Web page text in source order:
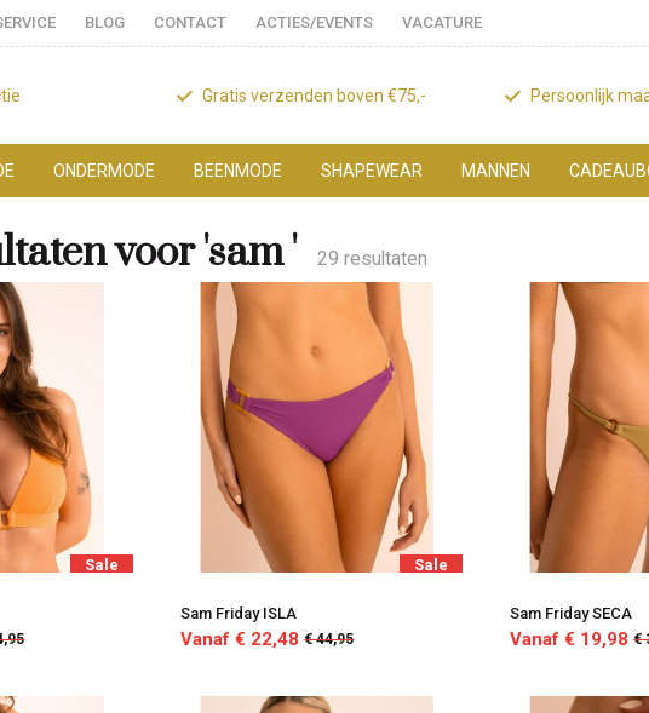
BLOG CONTACT ACTIES/EVENTS VACATURE
Gratis verzenden boven €75,- Persoonlijk
ONDERMODE BEENMODE SHAPEWEAR MANNEN
voor 'sam ' 29 resultaten
Sale Sale
Sam Friday ISLA
Vanaf € 22,48 € 44,95
Sam Friday SECA
Vanaf € 19,98 €